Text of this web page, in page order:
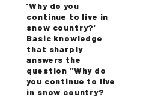
'Why do you
continue to live in
snow country?'
Basic knowledge
that sharply
answers the
question "Why do
you continue to live
in snow country?